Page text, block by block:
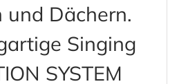
und Dächern.
Singing
SYSTEM